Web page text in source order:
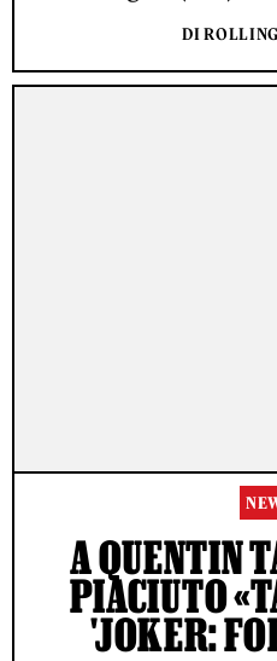
DI
A QUENTIN
PIACIUTO
'JOKER: